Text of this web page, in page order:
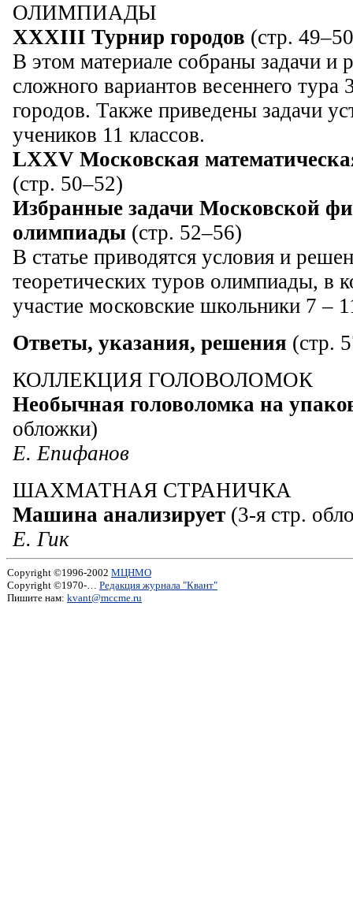
ОЛИМПИАДЫ
ХХXIII Турнир городов (стр.
В этом материале собраны задачи и
сложного вариантов весеннего тура
городов. Также приведены задачи
учеников 11 классов.
LXXV Московская
(стр. 50–52)
Избранные задачи Московской
олимпиады (стр. 52–56)
В статье приводятся условия и
теоретических туров олимпиады, в
участие московские школьники 7 –
Ответы, указания, решения (стр.
КОЛЛЕКЦИЯ ГОЛОВОЛОМОК
Необычная головоломка на
обложки)
Е. Епифанов
ШАХМАТНАЯ СТРАНИЧКА
Машина анализирует (3-я стр.
Е. Гик
Copyright ©1996-2002 МЦНМО
Copyright ©1970-… Редакция журнала "Квант"
Пишите нам: kvant@mccme.ru